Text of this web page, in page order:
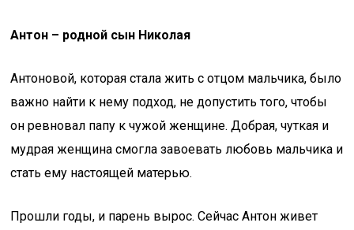
Антон – родной сын Николая
Антоновой, которая стала жить с отцом мальчика, было
важно найти к нему подход, не допустить того, чтобы
он ревновал папу к чужой женщине. Добрая, чуткая и
мудрая женщина смогла завоевать любовь мальчика и
стать ему настоящей матерью.
Прошли годы, и парень вырос. Сейчас Антон живет